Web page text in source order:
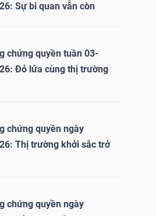
Sự bi quan vẫn còn
chứng quyền tuần 03-
Đỏ lửa cùng thị trường
chứng quyền ngày
Thị trường khởi sắc trở
chứng quyền ngày